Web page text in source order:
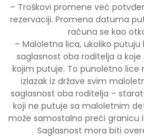
– Troškovi promene već
rezervaciji. Promena datuma
računa se kao
– Maloletna lica, ukoliko
saglasnost oba roditelja a
kojim putuje. To punoletno lice
izlazak iz države svim
saglasnost oba roditelja –
koji ne putuje sa maloletnim
može samostalno preći granicu
Saglasnost mora biti